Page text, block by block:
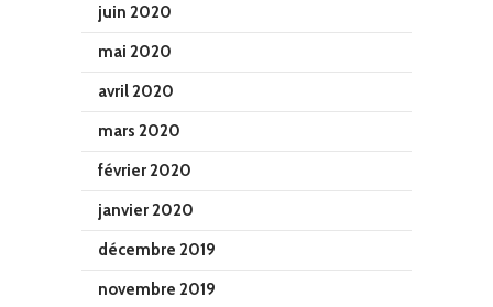
juin 2020
mai 2020
avril 2020
mars 2020
février 2020
janvier 2020
décembre 2019
novembre 2019